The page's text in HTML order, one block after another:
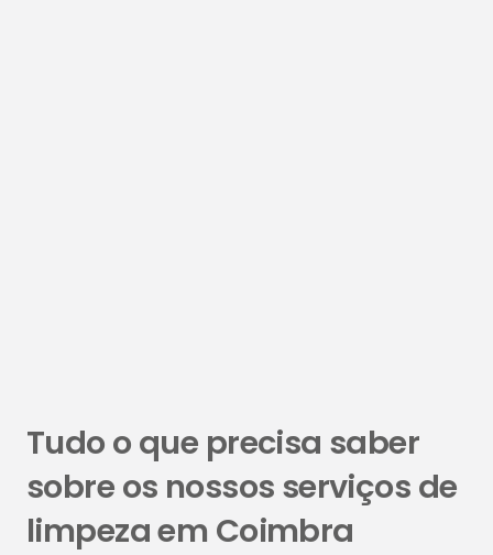
Tudo o que precisa saber
sobre os nossos serviços de
limpeza em Coimbra